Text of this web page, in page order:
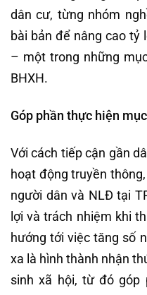
dân cư, từng nhóm
bài bản để nâng cao tỷ
– một trong những
BHXH.
Góp phần thực hiện
Với cách tiếp cận gần
hoạt động truyền
người dân và NLĐ tại
lợi và trách nhiệm khi
hướng tới việc tăng số
xa là hình thành nhận
sinh xã hội, từ đó góp